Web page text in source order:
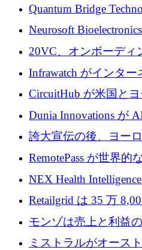
ラットフォームを拡
ルを調達
Quantum Bridge
バーセキュリティ イ
Neurosoft
イン コンピューター
に 750 万ドルを調達
20VC、オンボーディ
Prelude へのシリーズ
Infrawatch がインタ
クチャ インテリジェ
プレシードを確保
CircuitHub が米国と
子機器製造を拡大す
Dunia Innovations が
産業化するために 2
誇大宣伝の後、ヨー
クターはファンダメ
RemotePass が世界的
ラットフォームを拡
NEX Health
100万ユーロを確保
Retailgrid は 35 万
ラウンドで小売業の
ゲットにしています
モンゾは売上と利益
ミストラルがオース